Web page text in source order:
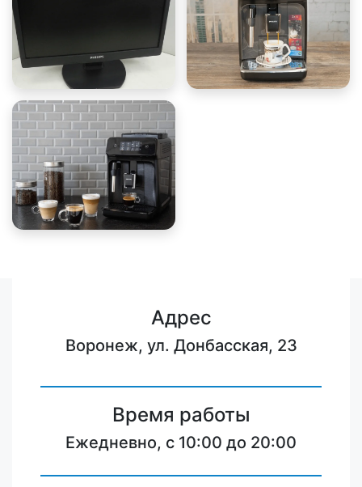
Адрес
Воронеж, ул. Донбасская, 23
Время работы
Ежедневно, с 10:00 до 20:00